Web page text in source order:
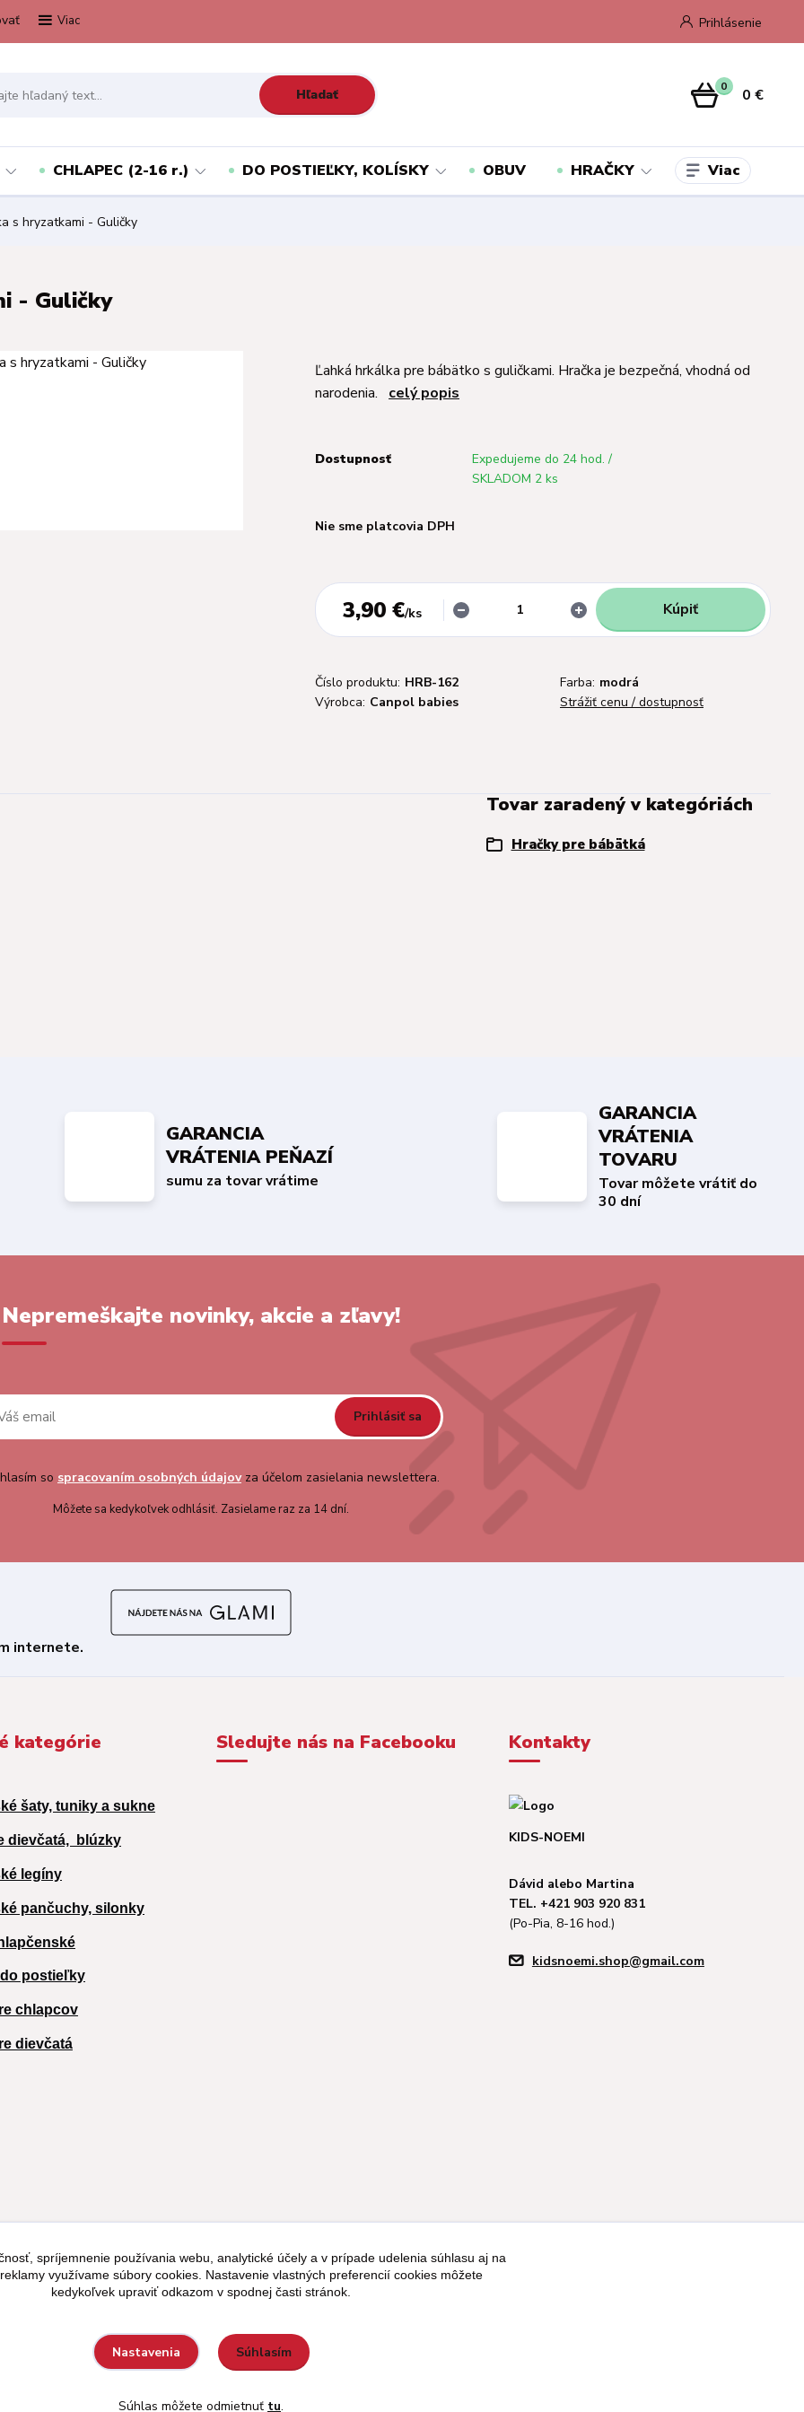
Viac Prihlásenie
Hľadať 0 0 €
CHLAPEC (2-16 r.) DO POSTIEĽKY, KOLÍSKY OBUV HRAČKY Viac
s hryzatkami - Guličky
- Guličky
Ľahká hrkálka pre bábätko s guličkami. Hračka je bezpečná, vhodná od
narodenia. celý popis
Dostupnosť
Expedujeme do 24 hod. /
SKLADOM 2 ks
Nie sme platcovia DPH
3,90 €/ks Kúpiť
Číslo produktu: HRB-162 Farba: modrá
Výrobca: Canpol babies Strážiť cenu / dostupnosť
Tovar zaradený v kategóriách
Hračky pre bábätká
GARANCIA
VRÁTENIA PEŇAZÍ
sumu za tovar vrátime
GARANCIA
VRÁTENIA
TOVARU
Tovar môžete vrátiť do
30 dní
Nepremeškajte novinky, akcie a zľavy!
Prihlásiť sa
so spracovaním osobných údajovza účelom zasielania newslettera.
Môžete sa kedykoľvek odhlásiť. Zasielame raz za 14 dní.
kategórie
šaty, tuniky a sukne
dievčatá, blúzky
legíny
pančuchy, silonky
postieľky
chlapcov
dievčatá
Sledujte nás na Facebooku Kontakty
KIDS-NOEMI
Dávid alebo Martina
TEL. +421 903 920 831
(Po-Pia, 8-16 hod.)
kidsnoemi.shop@gmail.com
spríjemnenie používania webu, analytické účely a v prípade udelenia súhlasu aj na
využívame súbory cookies. Nastavenie vlastných preferencií cookies môžete
kedykoľvek upraviť odkazom v spodnej časti stránok.
Nastavenia Súhlasím
Súhlas môžete odmietnuť tu.